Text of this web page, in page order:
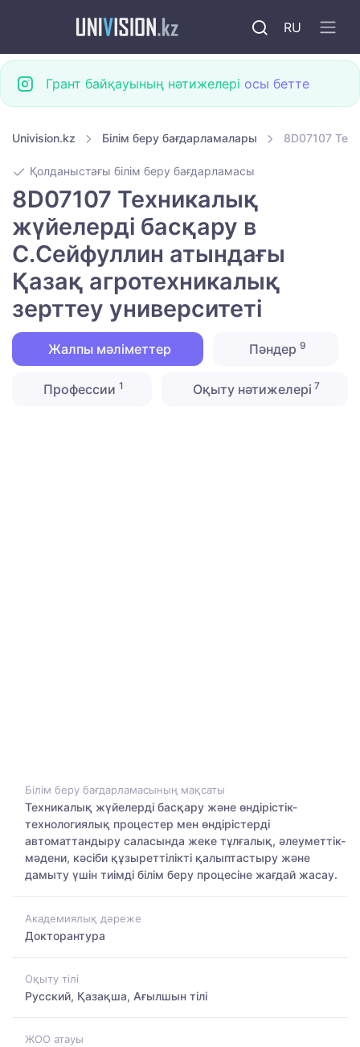
RU
Грант байқауының нәтижелері осы бетте
Univision.kz Білім беру бағдарламалары 8D07107
Қолданыстағы білім беру бағдарламасы
8D07107 Техникалық
жүйелерді басқару в
С.Сейфуллин атындағы
Қазақ агротехникалық
зерттеу университеті
Жалпы мәліметтер Пәндер 9
Профессии 1 Оқыту нәтижелері 7
Білім беру бағдарламасының мақсаты
Техникалық жүйелерді басқару және өндірістік-
технологиялық процестер мен өндірістерді
автоматтандыру саласында жеке тұлғалық, әлеуметтік-
мәдени, кәсіби құзыреттілікті қалыптастыру және
дамыту үшін тиімді білім беру процесіне жағдай жасау.
Академиялық дәреже
Докторантура
Оқыту тілі
Русский, Қазақша, Ағылшын тілі
ЖОО атауы